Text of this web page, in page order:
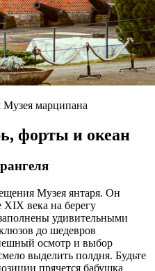
Музея марципана
форты и океан
Музея янтаря. Он
XIX века на берегу
удивительными
до шедевров
осмотр и выбор
выделить полдня. Будьте
прячется бабушка